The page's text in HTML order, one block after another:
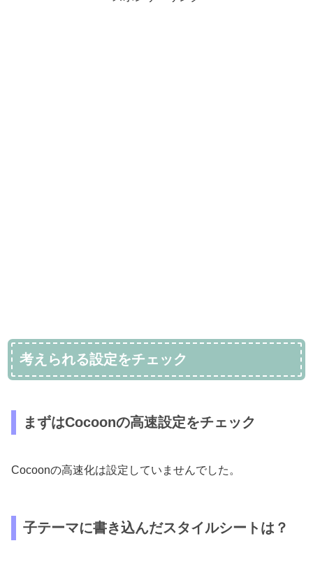
考えられる設定をチェック
まずはCocoonの高速設定をチェック
Cocoonの高速化は設定していませんでした。
子テーマに書き込んだスタイルシートは？